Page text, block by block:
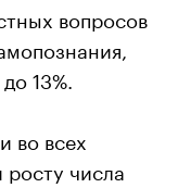
вопросов
13%.
во всех
числа